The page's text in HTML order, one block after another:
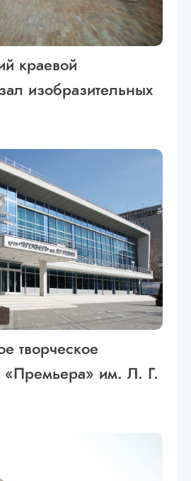
краевой
изобразительных
творческое
«Премьера» им. Л. Г.